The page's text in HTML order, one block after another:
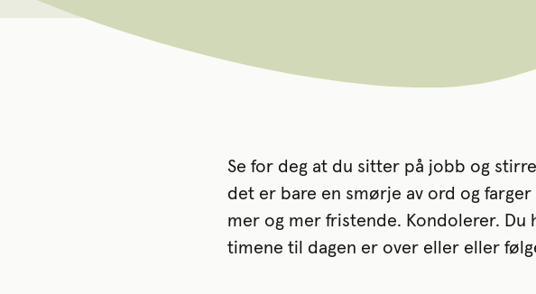
Se for deg at du sitter på jobb og
det er bare en smørje av ord og
mer og mer fristende. Kondolerer. Du
timene til dagen er over eller eller